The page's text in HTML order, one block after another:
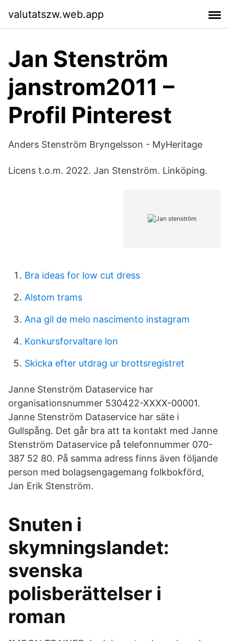
valutatszw.web.app
Jan Stenström
janstrom2011 –
Profil Pinterest
Anders Stenström Bryngelsson - MyHeritage
Licens t.o.m. 2022. Jan Stenström. Linköping.
Bra ideas for low cut dress
Alstom trams
Ana gil de melo nascimento instagram
Konkursforvaltare lon
Skicka efter utdrag ur brottsregistret
Janne Stenström Dataservice har
organisationsnummer 530422-XXXX-00001.
Janne Stenström Dataservice har säte i
Gullspång. Det går bra att ta kontakt med Janne
Stenström Dataservice på telefonnummer 070-
387 52 80. På samma adress finns även följande
person med bolagsengagemang folkbokförd,
Jan Erik Stenström.
Snuten i
skymningslandet:
svenska
polisberättelser i
roman